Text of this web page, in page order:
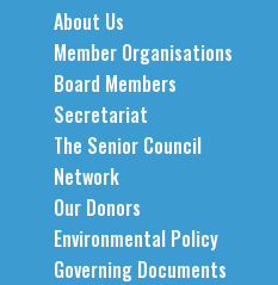
About Us
Member Organisations
Board Members
Secretariat
The Senior Council
Network
Our Donors
Environmental Policy
Governing Documents